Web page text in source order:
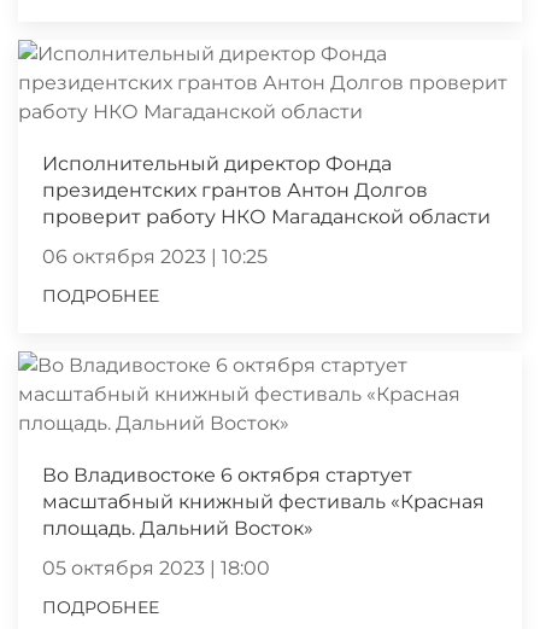
Исполнительный директор Фонда
президентских грантов Антон Долгов
проверит работу НКО Магаданской области
06 октября 2023 | 10:25
ПОДРОБНЕЕ
Во Владивостоке 6 октября стартует
масштабный книжный фестиваль «Красная
площадь. Дальний Восток»
05 октября 2023 | 18:00
ПОДРОБНЕЕ